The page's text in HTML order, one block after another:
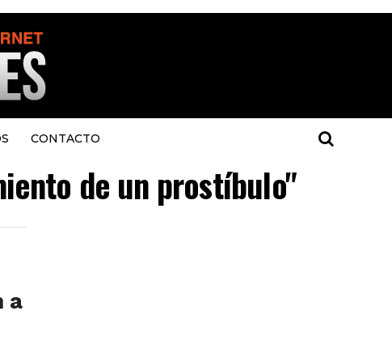
CONTACTO
de un prostíbulo"
a